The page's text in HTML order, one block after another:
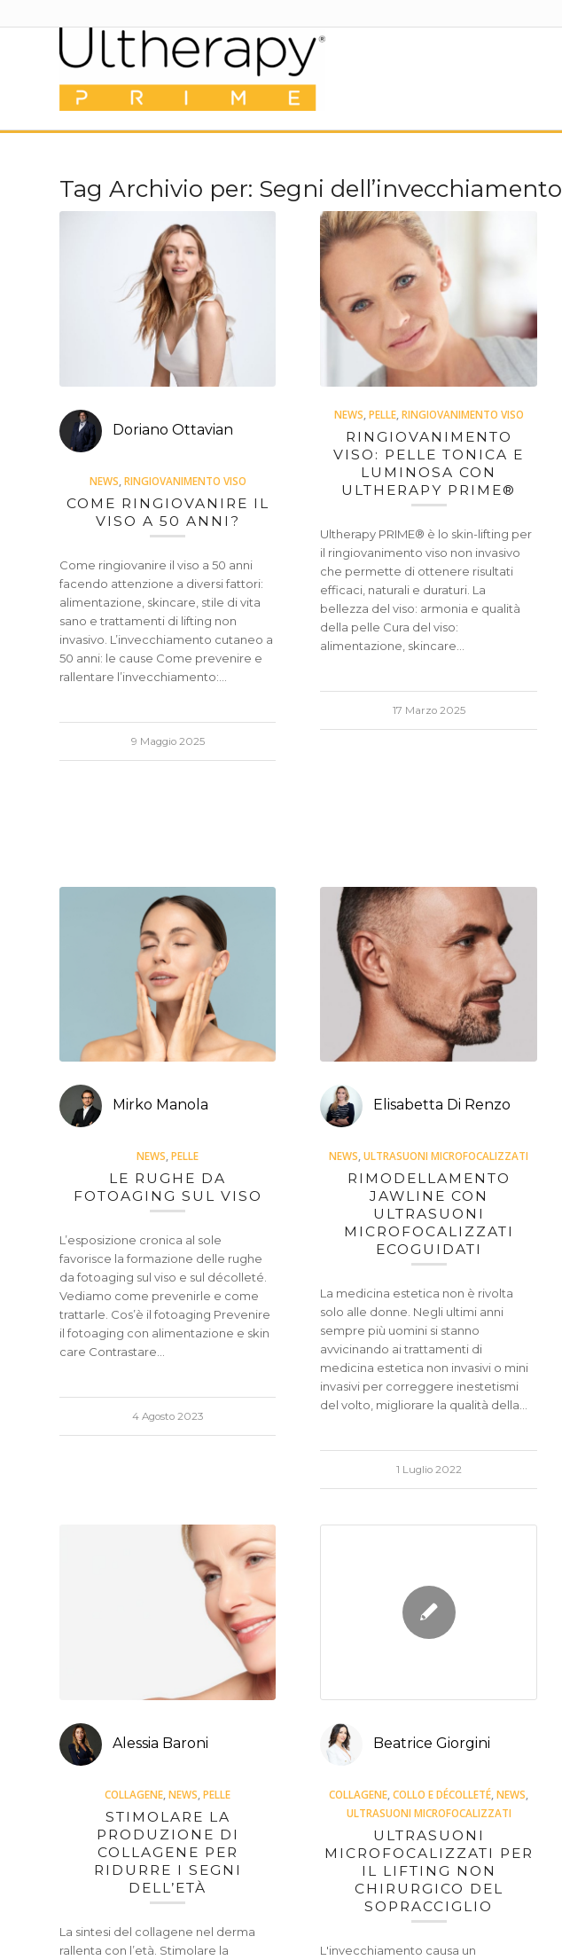
Tag Archivio per: Segni dell’invecchiamento
Doriano Ottavian
NEWS RINGIOVANIMENTO VISO
COME RINGIOVANIRE IL
VISO A 50 ANNI?
Come ringiovanire il viso a 50 anni
facendo attenzione a diversi fattori:
alimentazione, skincare, stile di vita
sano e trattamenti di lifting non
invasivo. L’invecchiamento cutaneo a
50 anni: le cause Come prevenire e
rallentare l’invecchiamento:…
9 Maggio 2025
NEWS PELLE, RINGIOVANIMENTO VISO
RINGIOVANIMENTO
VISO: PELLE TONICA E
LUMINOSA CON
ULTHERAPY PRIME®
Ultherapy PRIME® è lo skin-lifting per
il ringiovanimento viso non invasivo
che permette di ottenere risultati
efficaci, naturali e duraturi. La
bellezza del viso: armonia e qualità
della pelle Cura del viso:
alimentazione, skincare…
17 Marzo 2025
Mirko Manola
NEWS ,PELLE
LE RUGHE DA
FOTOAGING SUL VISO
L’esposizione cronica al sole
favorisce la formazione delle rughe
da fotoaging sul viso e sul décolleté.
Vediamo come prevenirle e come
trattarle. Cos’è il fotoaging Prevenire
il fotoaging con alimentazione e skin
care Contrastare…
4 Agosto 2023
Elisabetta Di Renzo
NEWS ,ULTRASUONI MICROFOCALIZZATI
RIMODELLAMENTO
JAWLINE CON
ULTRASUONI
MICROFOCALIZZATI
ECOGUIDATI
La medicina estetica non è rivolta
solo alle donne. Negli ultimi anni
sempre più uomini si stanno
avvicinando ai trattamenti di
medicina estetica non invasivi o mini
invasivi per correggere inestetismi
del volto, migliorare la qualità della…
1 Luglio 2022
Alessia Baroni
COLLAGENE ,NEWS ,PELLE
STIMOLARE LA
PRODUZIONE DI
COLLAGENE PER
RIDURRE I SEGNI
DELL’ETÀ
La sintesi del collagene nel derma
rallenta con l’età. Stimolare la
Beatrice Giorgini
COLLAGENE ,COLLO E DÉCOLLETÉ ,NEWS
ULTRASUONI MICROFOCALIZZATI
ULTRASUONI
MICROFOCALIZZATI PER
IL LIFTING NON
CHIRURGICO DEL
SOPRACCIGLIO
L'invecchiamento causa un